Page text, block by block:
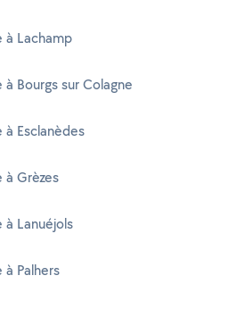
à Lachamp
Bourgs sur Colagne
à Esclanèdes
à Grèzes
à Lanuéjols
Palhers